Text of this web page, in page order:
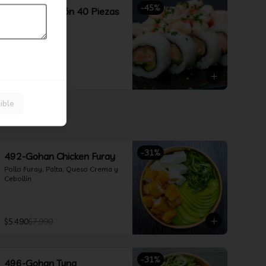
-45%
Combina Opción 40 Piezas
-31%
492-Gohan Chicken Furay
Pollo Furay, Palta, Queso Crema y
Cebollín
$5.490$7.990
-31%
496-Gohan Tuna